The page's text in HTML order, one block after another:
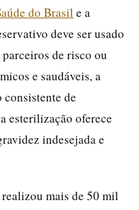
do Brasil e a
deve ser usado
de risco ou
e saudáveis, a
de
esterilização oferece
indesejada e
mais de 50 mil